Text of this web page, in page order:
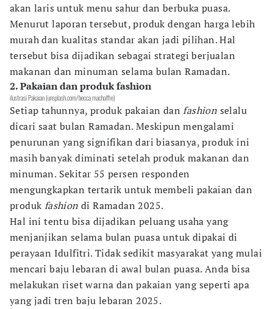
akan laris untuk menu sahur dan berbuka puasa.
Menurut laporan tersebut, produk dengan harga lebih
murah dan kualitas standar akan jadi pilihan. Hal
tersebut bisa dijadikan sebagai strategi berjualan
makanan dan minuman selama bulan Ramadan.
2. Pakaian dan produk fashion
ilustrasi Pakaian (unsplash.com/becca machaffie)
Setiap tahunnya, produk pakaian danfashion selalu
dicari saat bulan Ramadan. Meskipun mengalami
penurunan yang signifikan dari biasanya, produk ini
masih banyak diminati setelah produk makanan dan
minuman. Sekitar 55 persen responden
mengungkapkan tertarik untuk membeli pakaian dan
produkfashion di Ramadan 2025.
Hal ini tentu bisa dijadikan peluang usaha yang
menjanjikan selama bulan puasa untuk dipakai di
perayaan Idulfitri. Tidak sedikit masyarakat yang mulai
mencari baju lebaran di awal bulan puasa. Anda bisa
melakukan riset warna dan pakaian yang seperti apa
yang jadi tren baju lebaran 2025.